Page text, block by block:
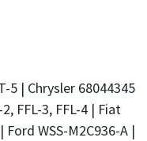
5 | Chrysler 68044345
FFL-3, FFL-4 | Fiat
WSS-M2C936-A |